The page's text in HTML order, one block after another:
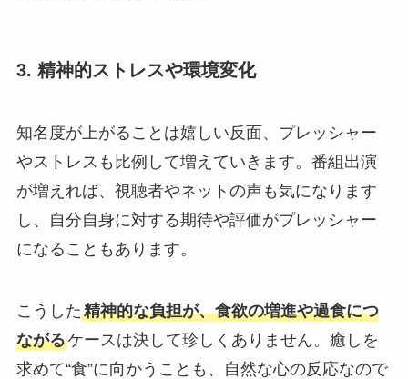
3. 精神的ストレスや環境変化
知名度が上がることは嬉しい反面、プレッシャー
やストレスも比例して増えていきます。番組出演
が増えれば、視聴者やネットの声も気になります
し、自分自身に対する期待や評価がプレッシャー
になることもあります。
こうした精神的な負担が、食欲の増進や過食につ
ながるケースは決して珍しくありません。癒しを
求めて“食”に向かうことも、自然な心の反応なので